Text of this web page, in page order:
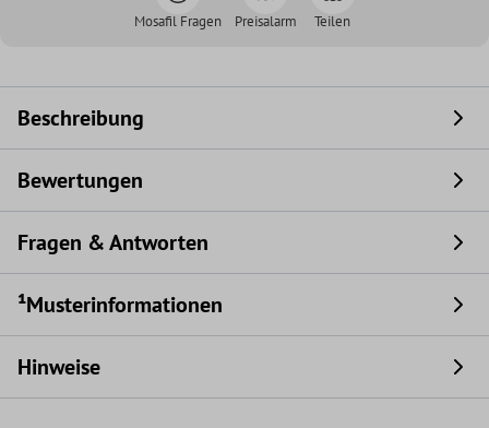
Mosafil Fragen Preisalarm Teilen
Beschreibung
Bewertungen
Fragen & Antworten
¹Musterinformationen
Hinweise